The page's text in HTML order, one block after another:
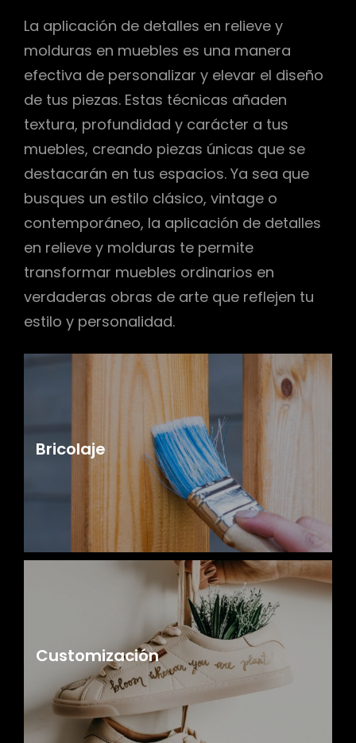
La aplicación de detalles en relieve y
molduras en muebles es una manera
efectiva de personalizar y elevar el diseño
de tus piezas. Estas técnicas añaden
textura, profundidad y carácter a tus
muebles, creando piezas únicas que se
destacarán en tus espacios. Ya sea que
busques un estilo clásico, vintage o
contemporáneo, la aplicación de detalles
en relieve y molduras te permite
transformar muebles ordinarios en
verdaderas obras de arte que reflejen tu
estilo y personalidad.
Bricolaje
Customización